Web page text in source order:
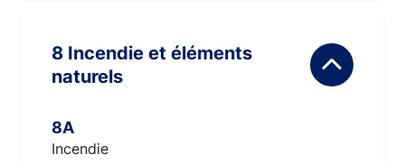
8 Incendie et éléments
naturels
8A
Incendie